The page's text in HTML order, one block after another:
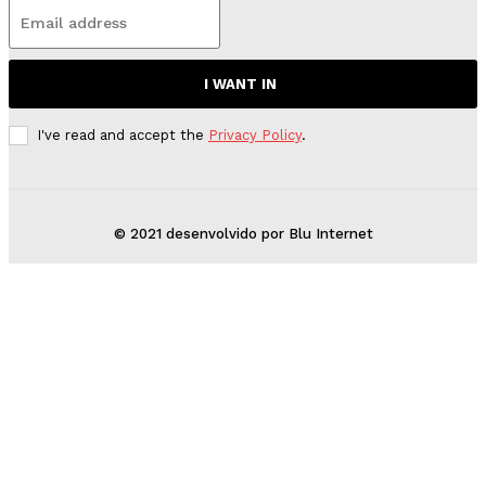
I WANT IN
I've read and accept the Privacy Policy.
© 2021 desenvolvido por Blu Internet